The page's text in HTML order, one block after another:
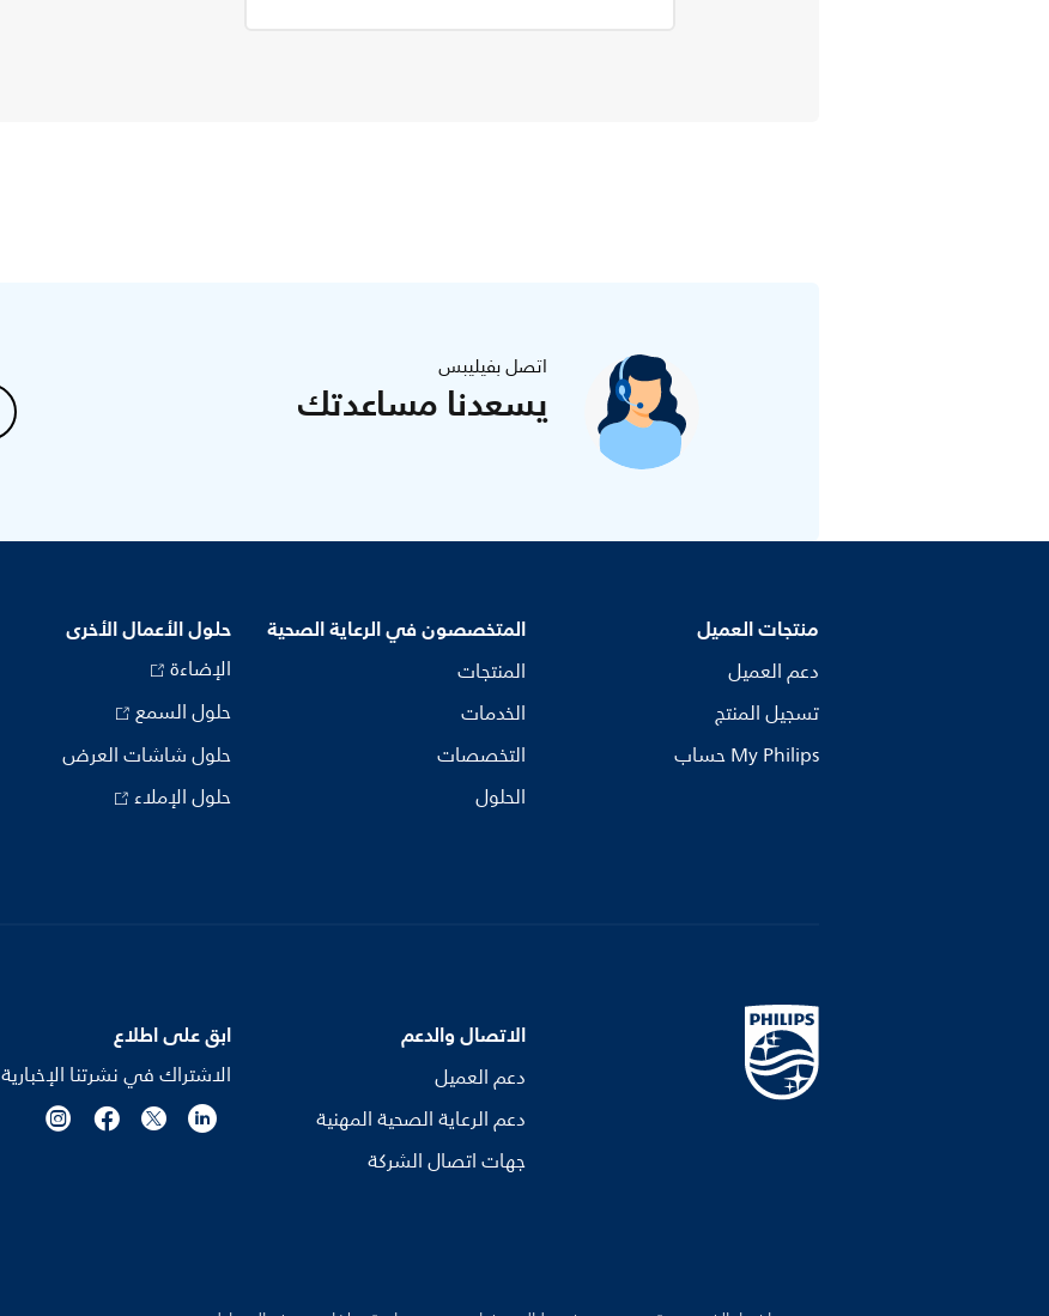
اتصل بفيليبس
يسعدنا مساعدتك
منتجات العميل
دعم العميل
تسجيل المنتج
My Philips حساب
المتخصصون في الرعاية الصحية
المنتجات
الخدمات
التخصصات
الحلول
حلول الأعمال الأخرى
الإضاءة
حلول السمع
حلول شاشات العرض
حلول الإملاء
الاتصال والدعم
دعم العميل
دعم الرعاية الصحية المهنية
جهات اتصال الشركة
ابق على اطلاع
الاشتراك في نشرتنا الإخبارية